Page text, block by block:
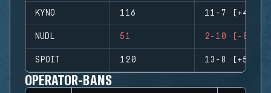
KYNO 116 11-7 (+4)
NUDL 51 2-10 (-8)
SPOIT 120 13-8 (+5)
OPERATOR-BANS